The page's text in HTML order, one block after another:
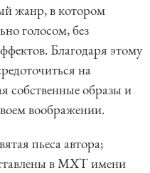
жанр, в котором
голосом, без
Благодаря этому
на
собственные образы и
воображении.
пьеса автора;
в МХТ имени